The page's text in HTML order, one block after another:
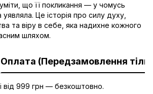
що її покликання — у чомусь
Це історія про силу духу,
та віру в себе, яка надихне кожного
шляхом.
Оплата (Передзамовлення
від 999 грн — безкоштовно.